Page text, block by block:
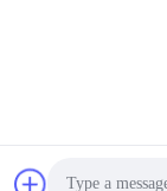
Политика